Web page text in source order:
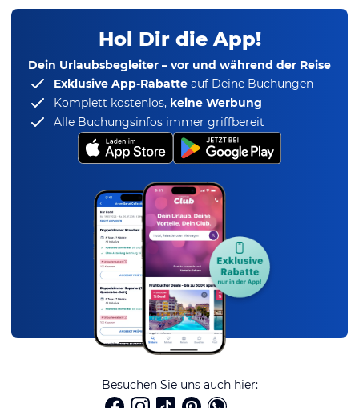
Hol Dir die App!
Dein Urlaubsbegleiter – vor und während der Reise
Exklusive App-Rabatte auf Deine Buchungen
Komplett kostenlos, keine Werbung
Alle Buchungsinfos immer griffbereit
Besuchen Sie uns auch hier: